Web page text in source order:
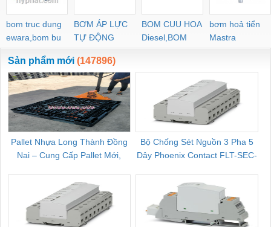
bom truc dung
ewara,bom bu
ewara
BƠM ÁP LỰC
TỰ ĐỘNG
BOM CUU HOA
Diesel,BOM
CHUA CHAY
bơm hoả tiển
Mastra
Sản phẩm mới (147896)
Pallet Nhựa Long Thành Đồng
Nai – Cung Cấp Pallet Mới,
Bộ Chống Sét Nguồn 3 Pha 5
Dây Phoenix Contact FLT-SEC-